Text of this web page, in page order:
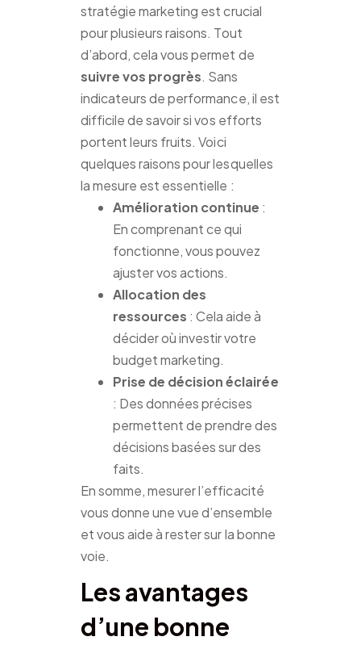
stratégie marketing est crucial
pour plusieurs raisons. Tout
d’abord, cela vous permet de
suivre vos progrès. Sans
indicateurs de performance, il est
difficile de savoir si vos efforts
portent leurs fruits. Voici
quelques raisons pour lesquelles
la mesure est essentielle :
Amélioration continue :
En comprenant ce qui
fonctionne, vous pouvez
ajuster vos actions.
Allocation des
ressources : Cela aide à
décider où investir votre
budget marketing.
Prise de décision éclairée
: Des données précises
permettent de prendre des
décisions basées sur des
faits.
En somme, mesurer l’efficacité
vous donne une vue d’ensemble
et vous aide à rester sur la bonne
voie.
Les avantages
d’une bonne